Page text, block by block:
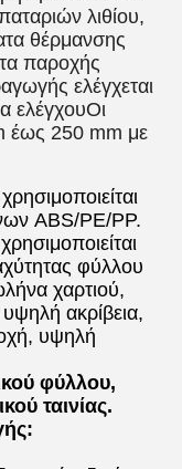
λιθίου,
θέρμανσης
παροχής
ελέγχεται
ελέγχουΟι
έως 250 mm με
ABS/PE/PP.
φύλλου
χαρτιού,
ακρίβεια,
υψηλή
φύλλου,
ταινίας.